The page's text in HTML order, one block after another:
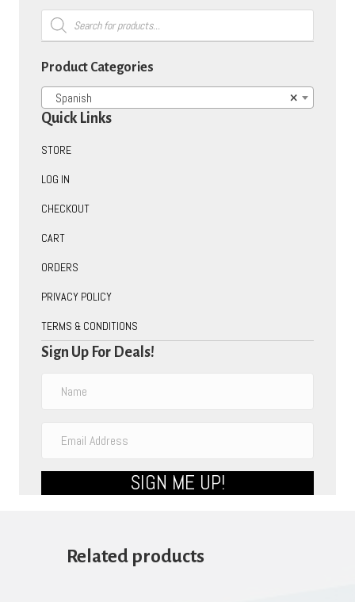
Products
search
Product Categories
×
Spanish
Quick Links
STORE
LOG IN
CHECKOUT
CART
ORDERS
PRIVACY POLICY
TERMS & CONDITIONS
Sign Up For Deals!
SIGN ME UP!
Related products